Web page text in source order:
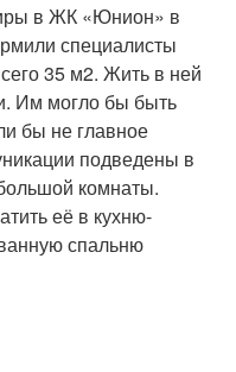
в ЖК «Юнион» в
специалисты
35 м2. Жить в ней
Им могло бы быть
бы не главное
подведены в
комнаты.
её в кухню-
спальню